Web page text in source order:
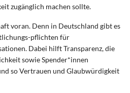
zugänglich machen sollte.
voran. Denn in Deutschland gibt es
pflichten für
Dabei hilft Transparenz, die
sowie Spender*innen
so Vertrauen und Glaubwürdigkeit